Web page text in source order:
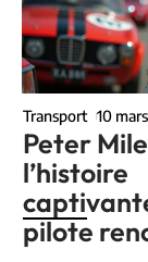
Transport 10
Peter
l’histoire
pilote